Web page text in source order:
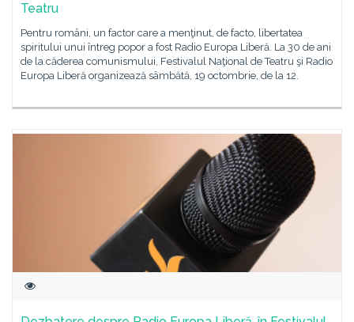
Teatru
Pentru români, un factor care a menţinut, de facto, libertatea
spiritului unui întreg popor a fost Radio Europa Liberă. La 30 de ani
de la căderea comunismului, Festivalul Naţional de Teatru şi Radio
Europa Liberă organizează sâmbătă, 19 octombrie, de la 12.